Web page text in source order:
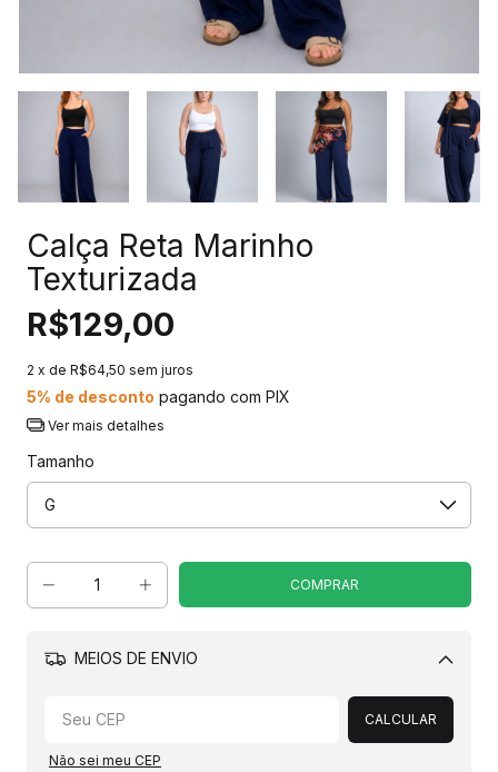
Calça Reta Marinho
Texturizada
R$129,00
2 x de R$64,50 sem juros
5% de desconto pagando com PIX
Ver mais detalhes
Tamanho
MEIOS DE ENVIO
Alterar CEP
CALCULAR
Não sei meu CEP